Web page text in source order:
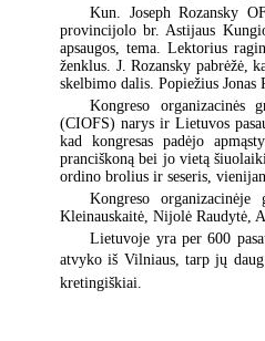
Kun. Joseph Rozansky
provincijolo br. Astijaus
apsaugos, tema. Lektorius
ženklus. J. Rozansky pabrėžė,
skelbimo dalis. Popiežius
Kongreso organizacinės
(CIOFS) narys ir Lietuvos
kad kongresas padėjo
pranciškoną bei jo vietą
ordino brolius ir seseris,
Kongreso
Kleinauskaitė, Nijolė Raudytė,
Lietuvoje yra per 600
atvyko iš Vilniaus, tarp jų
kretingiškiai.